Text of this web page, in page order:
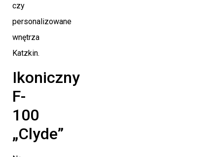
czy
personalizowane
wnętrza
Katzkin.
Ikoniczny
F-
100
„Clyde”